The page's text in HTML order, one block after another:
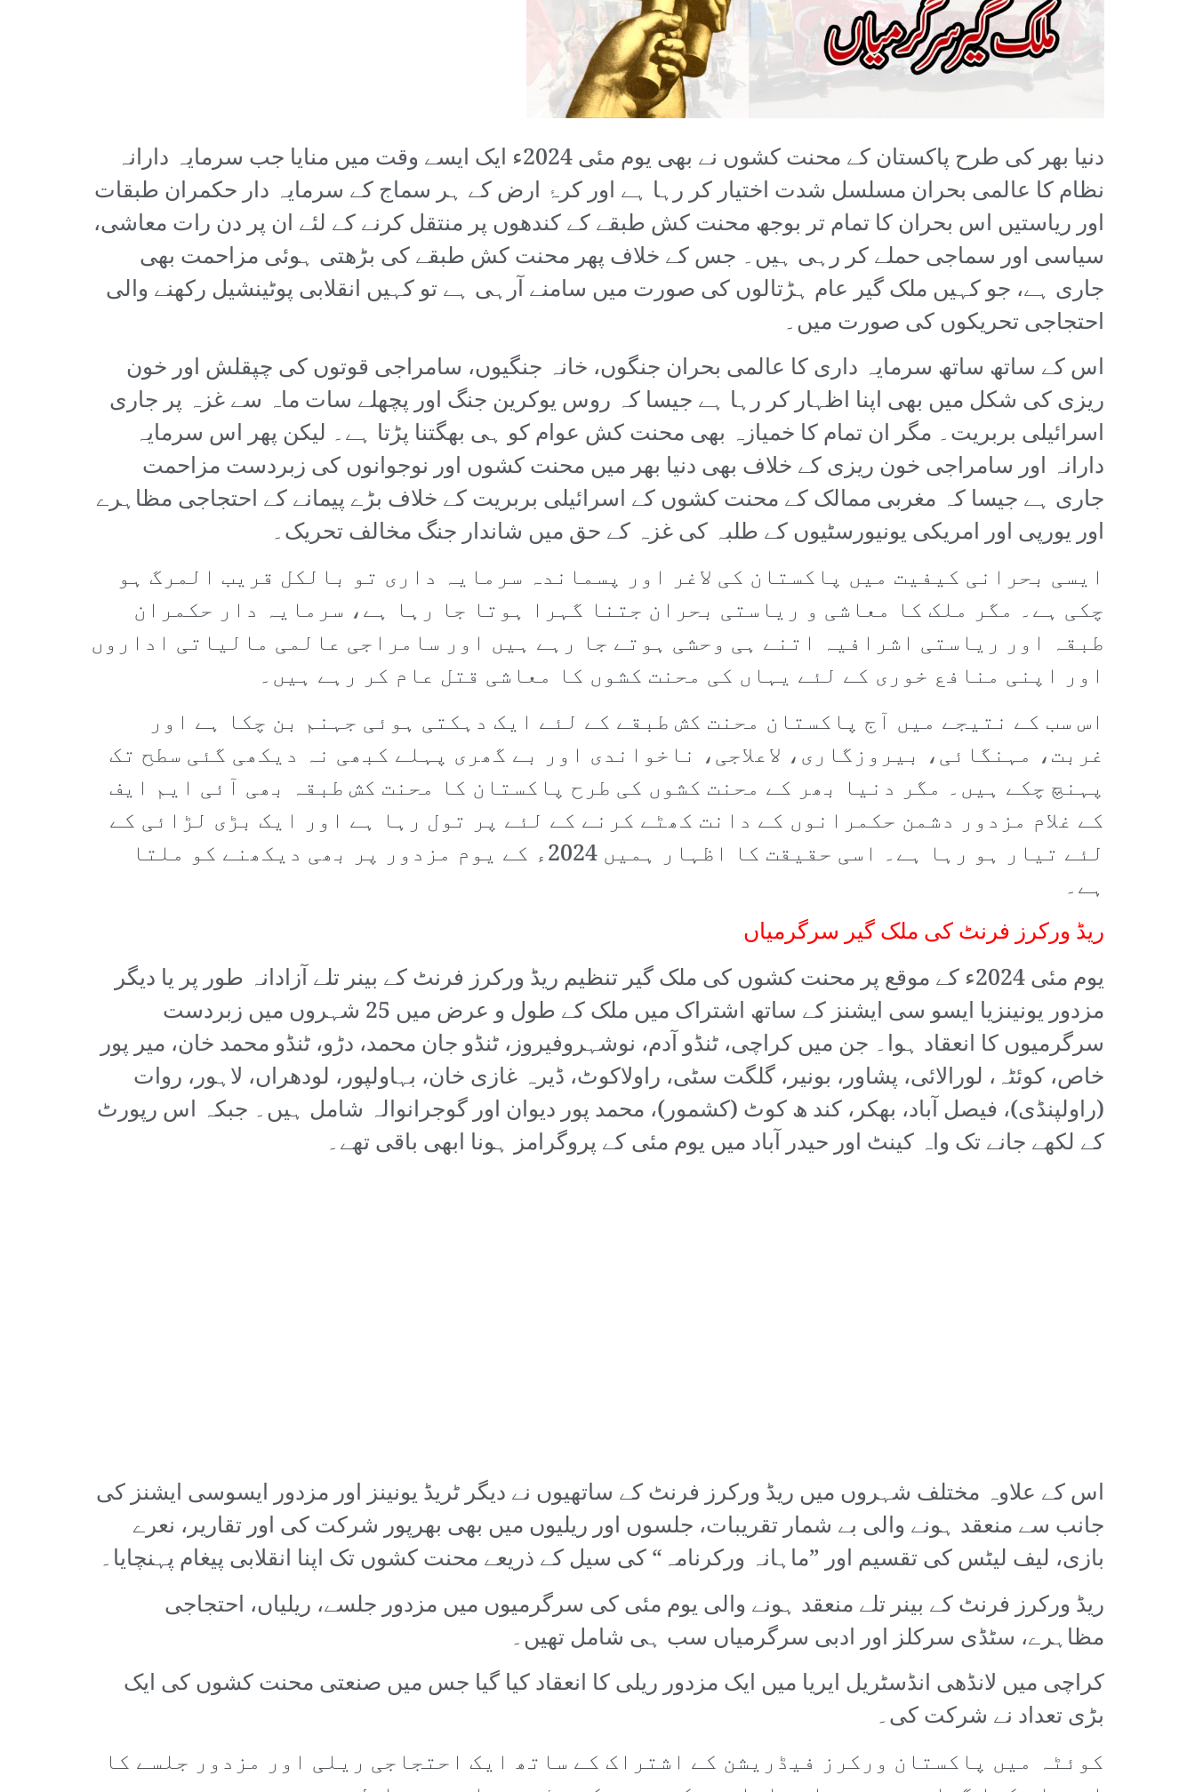
دنیا بھر کی طرح پاکستان کے محنت کشوں نے بھی یوم مئی 2024ء ایک ایسے وقت میں منایا جب سرمایہ دارانہ
نظام کا عالمی بحران مسلسل شدت اختیار کر رہا ہے اور کرۂ ارض کے ہر سماج کے سرمایہ دار حکمران طبقات
اور ریاستیں اس بحران کا تمام تر بوجھ محنت کش طبقے کے کندھوں پر منتقل کرنے کے لئے ان پر دن رات معاشی،
سیاسی اور سماجی حملے کر رہی ہیں۔ جس کے خلاف پھر محنت کش طبقے کی بڑھتی ہوئی مزاحمت بھی
جاری ہے، جو کہیں ملک گیر عام ہڑتالوں کی صورت میں سامنے آرہی ہے تو کہیں انقلابی پوٹینشیل رکھنے والی
احتجاجی تحریکوں کی صورت میں۔
اس کے ساتھ ساتھ سرمایہ داری کا عالمی بحران جنگوں، خانہ جنگیوں، سامراجی قوتوں کی چپقلش اور خون
ریزی کی شکل میں بھی اپنا اظہار کر رہا ہے جیسا کہ روس یوکرین جنگ اور پچھلے سات ماہ سے غزہ پر جاری
اسرائیلی بربریت۔ مگر ان تمام کا خمیازہ بھی محنت کش عوام کو ہی بھگتنا پڑتا ہے۔ لیکن پھر اس سرمایہ
دارانہ اور سامراجی خون ریزی کے خلاف بھی دنیا بھر میں محنت کشوں اور نوجوانوں کی زبردست مزاحمت
جاری ہے جیسا کہ مغربی ممالک کے محنت کشوں کے اسرائیلی بربریت کے خلاف بڑے پیمانے کے احتجاجی مظاہرے
اور یورپی اور امریکی یونیورسٹیوں کے طلبہ کی غزہ کے حق میں شاندار جنگ مخالف تحریک۔
ایسی بحرانی کیفیت میں پاکستان کی لاغر اور پسماندہ سرمایہ داری تو بالکل قریب المرگ ہو
چکی ہے۔ مگر ملک کا معاشی و ریاستی بحران جتنا گہرا ہوتا جا رہا ہے، سرمایہ دار حکمران
طبقہ اور ریاستی اشرافیہ اتنے ہی وحشی ہوتے جا رہے ہیں اور سامراجی عالمی مالیاتی اداروں
اور اپنی منافع خوری کے لئے یہاں کی محنت کشوں کا معاشی قتل عام کر رہے ہیں۔
اس سب کے نتیجے میں آج پاکستان محنت کش طبقے کے لئے ایک دہکتی ہوئی جہنم بن چکا ہے اور
غربت، مہنگائی، بیروزگاری، لاعلاجی، ناخواندی اور بے گھری پہلے کبھی نہ دیکھی گئی سطح تک
پہنچ چکے ہیں۔ مگر دنیا بھر کے محنت کشوں کی طرح پاکستان کا محنت کش طبقہ بھی آئی ایم ایف
کے غلام مزدور دشمن حکمرانوں کے دانت کھٹے کرنے کے لئے پر تول رہا ہے اور ایک بڑی لڑائی کے
لئے تیار ہو رہا ہے۔ اسی حقیقت کا اظہار ہمیں 2024ء کے یوم مزدور پر بھی دیکھنے کو ملتا
ہے۔
ریڈ ورکرز فرنٹ کی ملک گیر سرگرمیاں
یوم مئی 2024ء کے موقع پر محنت کشوں کی ملک گیر تنظیم ریڈ ورکرز فرنٹ کے بینر تلے آزادانہ طور پر یا دیگر
مزدور یونینزیا ایسو سی ایشنز کے ساتھ اشتراک میں ملک کے طول و عرض میں 25 شہروں میں زبردست
سرگرمیوں کا انعقاد ہوا۔ جن میں کراچی، ٹنڈو آدم، نوشہروفیروز، ٹنڈو جان محمد، دڑو، ٹنڈو محمد خان، میر پور
خاص، کوئٹہ، لورالائی، پشاور، بونیر، گلگت سٹی، راولاکوٹ، ڈیرہ غازی خان، بہاولپور، لودھراں، لاہور، روات
(راولپنڈی)، فیصل آباد، بھکر، کند ھ کوٹ (کشمور)، محمد پور دیوان اور گوجرانوالہ شامل ہیں۔ جبکہ اس رپورٹ
کے لکھے جانے تک واہ کینٹ اور حیدر آباد میں یوم مئی کے پروگرامز ہونا ابھی باقی تھے۔
اس کے علاوہ مختلف شہروں میں ریڈ ورکرز فرنٹ کے ساتھیوں نے دیگر ٹریڈ یونینز اور مزدور ایسوسی ایشنز کی
جانب سے منعقد ہونے والی بے شمار تقریبات، جلسوں اور ریلیوں میں بھی بھرپور شرکت کی اور تقاریر، نعرے
بازی، لیف لیٹس کی تقسیم اور ”ماہانہ ورکرنامہ“ کی سیل کے ذریعے محنت کشوں تک اپنا انقلابی پیغام پہنچایا۔
ریڈ ورکرز فرنٹ کے بینر تلے منعقد ہونے والی یوم مئی کی سرگرمیوں میں مزدور جلسے، ریلیاں، احتجاجی
مظاہرے، سٹڈی سرکلز اور ادبی سرگرمیاں سب ہی شامل تھیں۔
کراچی میں لانڈھی انڈسٹریل ایریا میں ایک مزدور ریلی کا انعقاد کیا گیا جس میں صنعتی محنت کشوں کی ایک
بڑی تعداد نے شرکت کی۔
کوئٹہ میں پاکستان ورکرز فیڈریشن کے اشتراک کے ساتھ ایک احتجاجی ریلی اور مزدور جلسے کا